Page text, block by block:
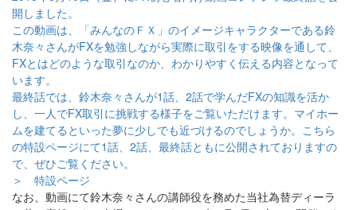
開しました。
この動画は、「みんなのＦＸ」のイメージキャラクターである鈴
木奈々さんがFXを勉強しながら実際に取引をする映像を通して、
FXとはどのような取引なのか、わかりやすく伝える内容となって
います。
最終話では、鈴木奈々さんが1話、2話で学んだFXの知識を活か
し、一人でFX取引に挑戦する様子をご覧いただけます。マイホー
ムを建てるといった夢に少しでも近づけるのでしょうか。こちら
の特設ページにて1話、2話、最終話ともに公開されておりますの
で、ぜひご覧ください。
＞ 特設ページ
なお、動画にて鈴木奈々さんの講師役を務めた当社為替ディーラ